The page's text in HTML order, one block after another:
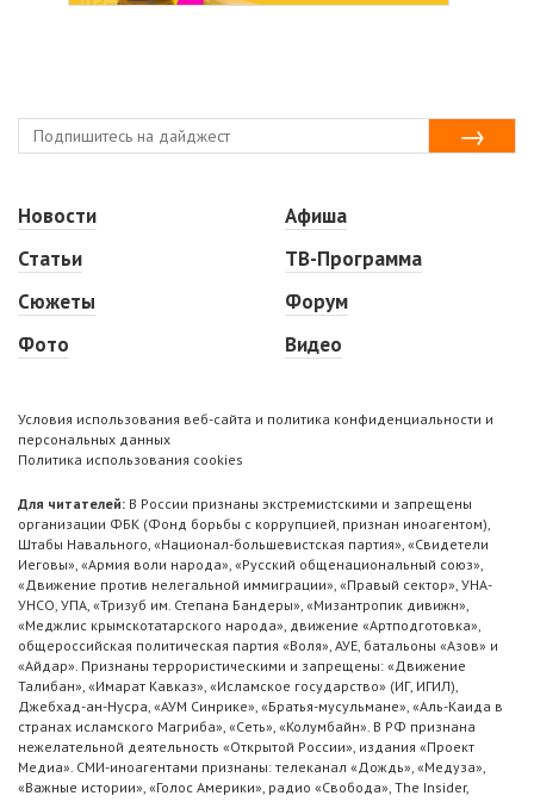
Новости
Статьи
Сюжеты
Фото
Афиша
ТВ-Программа
Форум
Видео
Условия использования веб-сайта и политика конфиденциальности и
персональных данных
Политика использования cookies
Для читателей: В России признаны экстремистскими и запрещены
организации ФБК (Фонд борьбы с коррупцией, признан иноагентом),
Штабы Навального, «Национал-большевистская партия», «Свидетели
Иеговы», «Армия воли народа», «Русский общенациональный союз»,
«Движение против нелегальной иммиграции», «Правый сектор», УНА-
УНСО, УПА, «Тризуб им. Степана Бандеры», «Мизантропик дивижн»,
«Меджлис крымскотатарского народа», движение «Артподготовка»,
общероссийская политическая партия «Воля», АУЕ, батальоны «Азов» и
«Айдар». Признаны террористическими и запрещены: «Движение
Талибан», «Имарат Кавказ», «Исламское государство» (ИГ, ИГИЛ),
Джебхад-ан-Нусра, «АУМ Синрике», «Братья-мусульмане», «Аль-Каида в
странах исламского Магриба», «Сеть», «Колумбайн». В РФ признана
нежелательной деятельность «Открытой России», издания «Проект
Медиа». СМИ-иноагентами признаны: телеканал «Дождь», «Медуза»,
«Важные истории», «Голос Америки», радио «Свобода», The Insider,